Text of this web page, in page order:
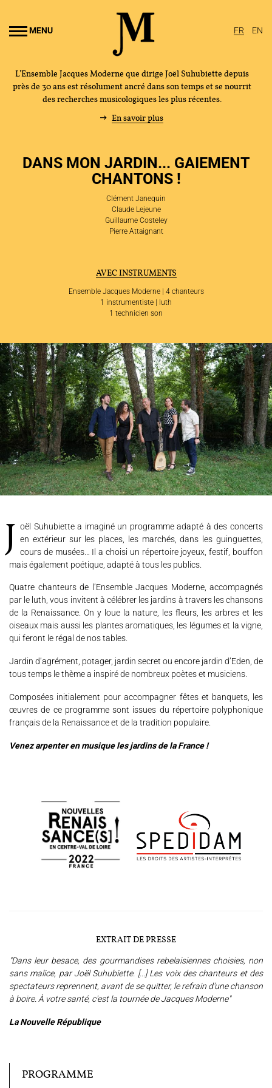
MENU FR EN
JOËL SUHUBIETTE
AGENDA
PROGRAMMES
MÉDIATION CULTURELLE
DISCOGRAPHIE
Rechercher
L’Ensemble Jacques Moderne que dirige Joël Suhubiette depuis
près de 30 ans est résolument ancré dans son temps et se nourrit
des recherches musicologiques les plus récentes.
En savoir plus
DANS MON JARDIN... GAIEMENT
CHANTONS !
Clément Janequin
Claude Lejeune
Guillaume Costeley
Pierre Attaignant
AVEC INSTRUMENTS
Ensemble Jacques Moderne | 4 chanteurs
1 instrumentiste | luth
1 technicien son
Joël Suhubiette a imaginé un programme adapté à des concerts
en extérieur sur les places, les marchés, dans les guinguettes,
cours de musées… Il a choisi un répertoire joyeux, festif, bouffon
mais également poétique, adapté à tous les publics.
Quatre chanteurs de l’Ensemble Jacques Moderne, accompagnés
par le luth, vous invitent à célébrer les jardins à travers les chansons
de la Renaissance. On y loue la nature, les fleurs, les arbres et les
oiseaux mais aussi les plantes aromatiques, les légumes et la vigne,
qui feront le régal de nos tables.
Jardin d’agrément, potager, jardin secret ou encore jardin d’Eden, de
tous temps le thème a inspiré de nombreux poètes et musiciens.
Composées initialement pour accompagner fêtes et banquets, les
œuvres de ce programme sont issues du répertoire polyphonique
français de la Renaissance et de la tradition populaire.
Venez arpenter en musique les jardins de la France !
EXTRAIT DE PRESSE
"Dans leur besace, des gourmandises rebelaisiennes choisies, non
sans malice, par Joël Suhubiette. [...] Les voix des chanteurs et des
spectateurs reprennent, avant de se quitter, le refrain d'une chanson
à boire. À votre santé, c'est la tournée de Jacques Moderne"
La Nouvelle République
PROGRAMME